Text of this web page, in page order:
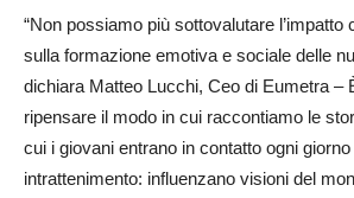
“Non possiamo più sottovalutare l’impatto
sulla formazione emotiva e sociale delle
dichiara Matteo Lucchi, Ceo di Eumetra –
ripensare il modo in cui raccontiamo le
cui i giovani entrano in contatto ogni
intrattenimento: influenzano visioni del